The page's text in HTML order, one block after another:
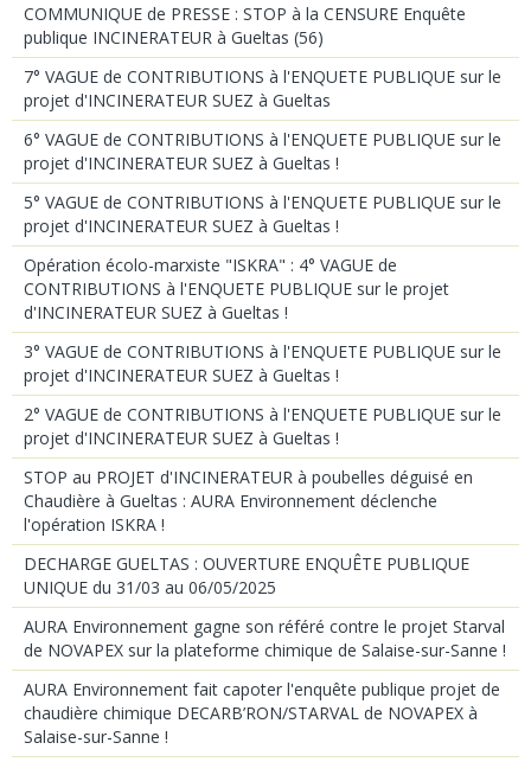
COMMUNIQUE de PRESSE : STOP à la CENSURE Enquête
publique INCINERATEUR à Gueltas (56)
7° VAGUE de CONTRIBUTIONS à l'ENQUETE PUBLIQUE sur le
projet d'INCINERATEUR SUEZ à Gueltas
6° VAGUE de CONTRIBUTIONS à l'ENQUETE PUBLIQUE sur le
projet d'INCINERATEUR SUEZ à Gueltas !
5° VAGUE de CONTRIBUTIONS à l'ENQUETE PUBLIQUE sur le
projet d'INCINERATEUR SUEZ à Gueltas !
Opération écolo-marxiste "ISKRA" : 4° VAGUE de
CONTRIBUTIONS à l'ENQUETE PUBLIQUE sur le projet
d'INCINERATEUR SUEZ à Gueltas !
3° VAGUE de CONTRIBUTIONS à l'ENQUETE PUBLIQUE sur le
projet d'INCINERATEUR SUEZ à Gueltas !
2° VAGUE de CONTRIBUTIONS à l'ENQUETE PUBLIQUE sur le
projet d'INCINERATEUR SUEZ à Gueltas !
STOP au PROJET d'INCINERATEUR à poubelles déguisé en
Chaudière à Gueltas : AURA Environnement déclenche
l'opération ISKRA !
DECHARGE GUELTAS : OUVERTURE ENQUÊTE PUBLIQUE
UNIQUE du 31/03 au 06/05/2025
AURA Environnement gagne son référé contre le projet Starval
de NOVAPEX sur la plateforme chimique de Salaise-sur-Sanne !
AURA Environnement fait capoter l'enquête publique projet de
chaudière chimique DECARB’RON/STARVAL de NOVAPEX à
Salaise-sur-Sanne !